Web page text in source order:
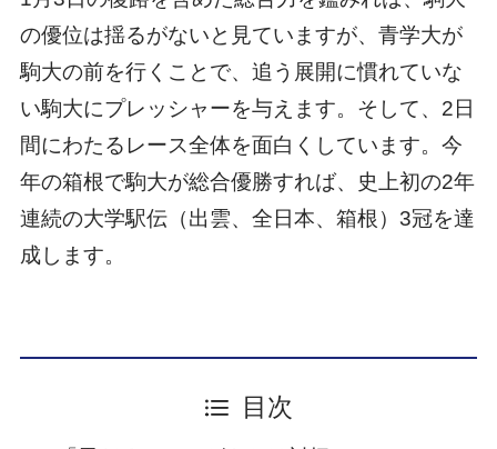
の優位は揺るがないと見ていますが、青学大が
駒大の前を行くことで、追う展開に慣れていな
い駒大にプレッシャーを与えます。そして、2日
間にわたるレース全体を面白くしています。今
年の箱根で駒大が総合優勝すれば、史上初の2年
連続の大学駅伝（出雲、全日本、箱根）3冠を達
成します。
目次